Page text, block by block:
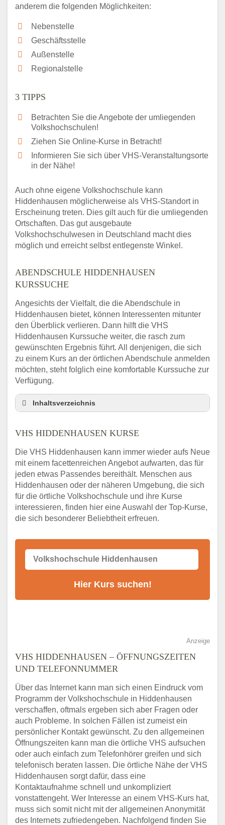
anderem die folgenden Möglichkeiten:
Nebenstelle
Geschäftsstelle
Außenstelle
Regionalstelle
3 TIPPS
Betrachten Sie die Angebote der umliegenden
Volkshochschulen!
Ziehen Sie Online-Kurse in Betracht!
Informieren Sie sich über VHS-Veranstaltungsorte
in der Nähe!
Auch ohne eigene Volkshochschule kann
Hiddenhausen möglicherweise als VHS-Standort in
Erscheinung treten. Dies gilt auch für die umliegenden
Ortschaften. Das gut ausgebaute
Volkshochschulwesen in Deutschland macht dies
möglich und erreicht selbst entlegenste Winkel.
ABENDSCHULE HIDDENHAUSEN
KURSSUCHE
Angesichts der Vielfalt, die die Abendschule in
Hiddenhausen bietet, können Interessenten mitunter
den Überblick verlieren. Dann hilft die VHS
Hiddenhausen Kurssuche weiter, die rasch zum
gewünschten Ergebnis führt. All denjenigen, die sich
zu einem Kurs an der örtlichen Abendschule anmelden
möchten, steht folglich eine komfortable Kurssuche zur
Verfügung.
Inhaltsverzeichnis
Umgebung
Abendschule Hiddenhausen Kurssuche
VHS Hiddenhausen Kurse
VHS Hiddenhausen – Öffnungszeiten und
Telefonnummer
Stellenangebote der Volkshochschule
Hiddenhausen
Alternativen zum VHS Programm 2026 in
VHS HIDDENHAUSEN KURSE
Die VHS Hiddenhausen kann immer wieder aufs Neue
mit einem facettenreichen Angebot aufwarten, das für
jeden etwas Passendes bereithält. Menschen aus
Hiddenhausen oder der näheren Umgebung, die sich
für die örtliche Volkshochschule und ihre Kurse
interessieren, finden hier eine Auswahl der Top-Kurse,
die sich besonderer Beliebtheit erfreuen.
Anzeige
VHS HIDDENHAUSEN – ÖFFNUNGSZEITEN
UND TELEFONNUMMER
Über das Internet kann man sich einen Eindruck vom
Programm der Volkshochschule in Hiddenhausen
verschaffen, oftmals ergeben sich aber Fragen oder
auch Probleme. In solchen Fällen ist zumeist ein
persönlicher Kontakt gewünscht. Zu den allgemeinen
Öffnungszeiten kann man die örtliche VHS aufsuchen
oder auch einfach zum Telefonhörer greifen und sich
telefonisch beraten lassen. Die örtliche Nähe der VHS
Hiddenhausen sorgt dafür, dass eine
Kontaktaufnahme schnell und unkompliziert
vonstattengeht. Wer Interesse an einem VHS-Kurs hat,
muss sich somit nicht mit der allgemeinen Anonymität
des Internets zufriedengeben. Nachfolgend finden Sie